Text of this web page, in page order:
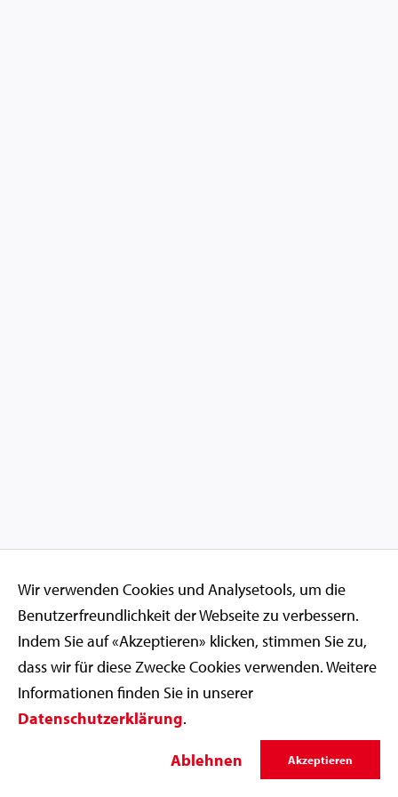
Wir verwenden Cookies und Analysetools, um die
Benutzerfreundlichkeit der Webseite zu verbessern.
Indem Sie auf «Akzeptieren» klicken, stimmen Sie zu,
dass wir für diese Zwecke Cookies verwenden. Weitere
Informationen finden Sie in unserer
Datenschutzerklärung.
Ablehnen Akzeptieren